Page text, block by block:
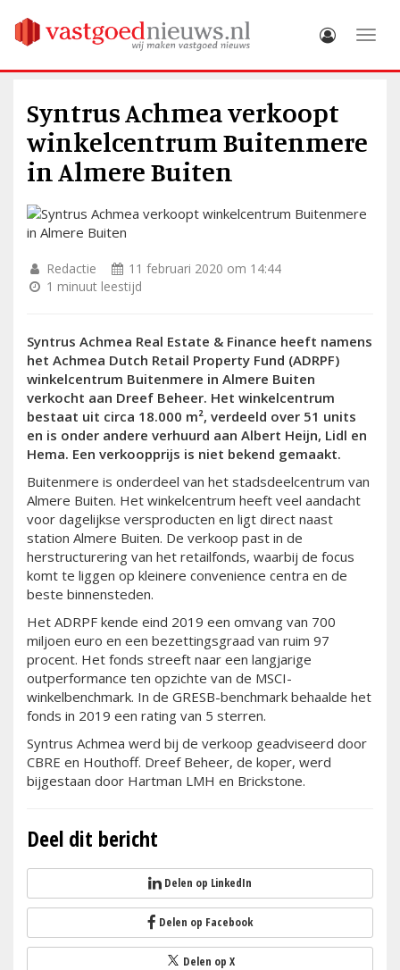
Syntrus Achmea verkoopt
winkelcentrum Buitenmere
in Almere Buiten
Redactie
11 februari 2020 om 14:44
1 minuut leestijd
Syntrus Achmea Real Estate & Finance heeft namens
het Achmea Dutch Retail Property Fund (ADRPF)
winkelcentrum Buitenmere in Almere Buiten
verkocht aan Dreef Beheer. Het winkelcentrum
bestaat uit circa 18.000 m², verdeeld over 51 units
en is onder andere verhuurd aan Albert Heijn, Lidl en
Hema. Een verkoopprijs is niet bekend gemaakt.
Buitenmere is onderdeel van het stadsdeelcentrum van
Almere Buiten. Het winkelcentrum heeft veel aandacht
voor dagelijkse versproducten en ligt direct naast
station Almere Buiten. De verkoop past in de
herstructurering van het retailfonds, waarbij de focus
komt te liggen op kleinere convenience centra en de
beste binnensteden.
Het ADRPF kende eind 2019 een omvang van 700
miljoen euro en een bezettingsgraad van ruim 97
procent. Het fonds streeft naar een langjarige
outperformance ten opzichte van de MSCI-
winkelbenchmark. In de GRESB-benchmark behaalde het
fonds in 2019 een rating van 5 sterren.
Syntrus Achmea werd bij de verkoop geadviseerd door
CBRE en Houthoff. Dreef Beheer, de koper, werd
bijgestaan door Hartman LMH en Brickstone.
Deel dit bericht
Delen op LinkedIn
Delen op Facebook
Delen op X